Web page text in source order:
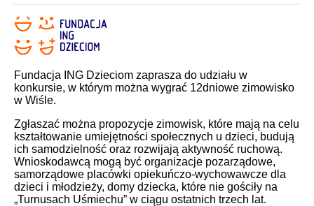
Fundacja ING Dzieciom zaprasza do udziału w
konkursie, w którym można wygrać 12dniowe zimowisko
w Wiśle.
Zgłaszać można propozycje zimowisk, które mają na celu
kształtowanie umiejętności społecznych u dzieci, budują
ich samodzielność oraz rozwijają aktywność ruchową.
Wnioskodawcą mogą być organizacje pozarządowe,
samorządowe placówki opiekuńczo-wychowawcze dla
dzieci i młodzieży, domy dziecka, które nie gościły na
„Turnusach Uśmiechu” w ciągu ostatnich trzech lat.